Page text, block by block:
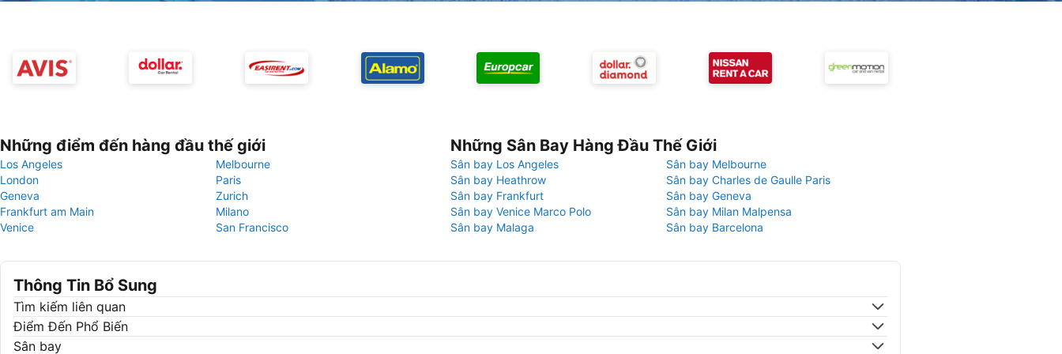
Những điểm đến hàng đầu thế giới
Los Angeles
Melbourne
London
Paris
Geneva
Zurich
Frankfurt am Main
Milano
Venice
San Francisco
Những Sân Bay Hàng Đầu Thế Giới
Sân bay Los Angeles
Sân bay Melbourne
Sân bay Heathrow
Sân bay Charles de Gaulle Paris
Sân bay Frankfurt
Sân bay Geneva
Sân bay Venice Marco Polo
Sân bay Milan Malpensa
Sân bay Malaga
Sân bay Barcelona
Thông Tin Bổ Sung
Tìm kiếm liên quan
Điểm Đến Phổ Biến
Sân bay